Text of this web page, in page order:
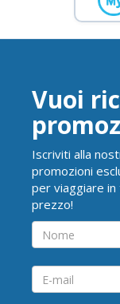
Vuoi
Iscriviti alla
promozioni
per viaggiare
prezzo!